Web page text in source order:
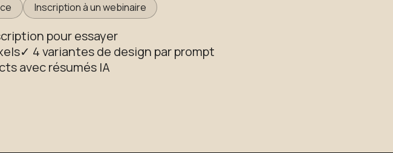
Inscription à un webinaire
pour essayer
✓ 4 variantes de design par prompt
avec résumés IA